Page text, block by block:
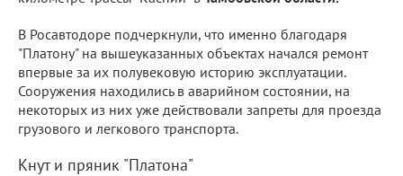
В Росавтодоре подчеркнули, что именно благодаря
"Платону" на вышеуказанных объектах начался ремонт
впервые за их полувековую историю эксплуатации.
Сооружения находились в аварийном состоянии, на
некоторых из них уже действовали запреты для проезда
грузового и легкового транспорта.
Кнут и пряник "Платона"